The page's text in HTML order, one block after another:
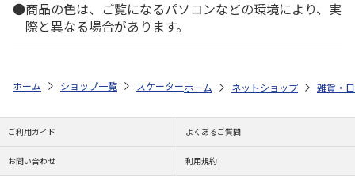
商品の色は、ご覧になるパソコンなどの環境により、実
際と異なる場合があります。
ホーム ショップ一覧 スケーター ワンプッシュストローボトル
ホーム ネットショップ 雑貨・
ご利用ガイド よくあるご質問
お問い合わせ 利用規約